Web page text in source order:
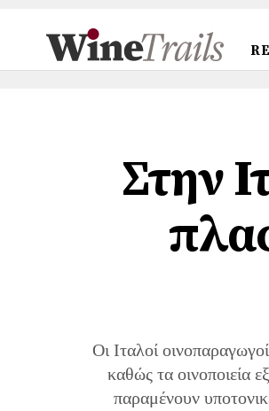
Στην
Οι Ιταλοί
καθώς τα οινοποιεία
παραμένουν